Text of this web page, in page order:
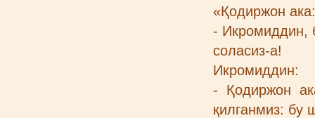
«Қодиржон ака:
- Икромиддин,
соласиз-а!
Икромиддин:
- Қодиржон
қилганмиз: бу